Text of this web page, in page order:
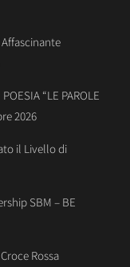
“LE PAROLE
2026
il Livello di
SBM – BE
Rossa